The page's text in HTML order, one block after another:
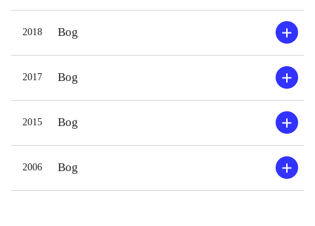
2018 Bog
2017 Bog
2015 Bog
2006 Bog